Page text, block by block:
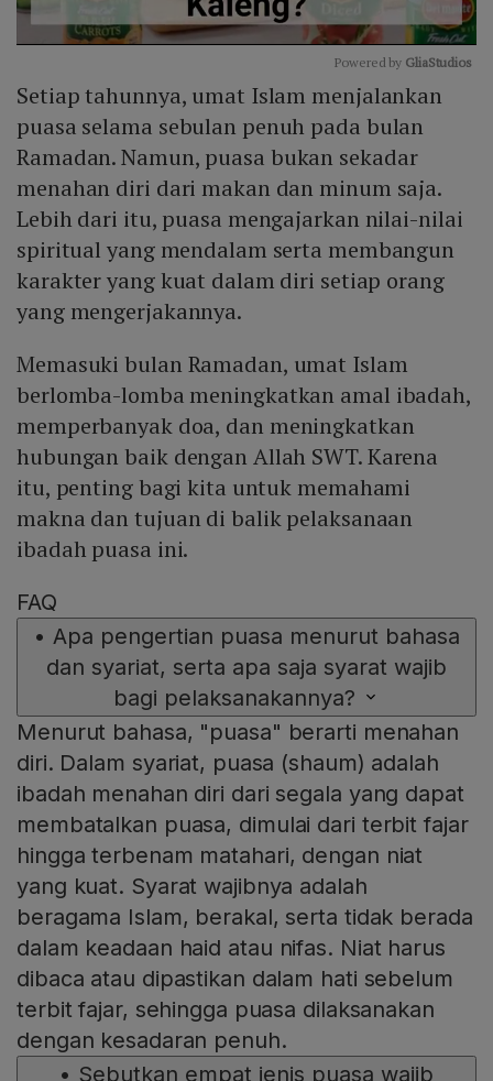
Mute
Powered by GliaStudios
Setiap tahunnya, umat Islam menjalankan
puasa selama sebulan penuh pada bulan
Ramadan. Namun, puasa bukan sekadar
menahan diri dari makan dan minum saja.
Lebih dari itu, puasa mengajarkan nilai-nilai
spiritual yang mendalam serta membangun
karakter yang kuat dalam diri setiap orang
yang mengerjakannya.
Memasuki bulan Ramadan, umat Islam
berlomba-lomba meningkatkan amal ibadah,
memperbanyak doa, dan meningkatkan
hubungan baik dengan Allah SWT. Karena
itu, penting bagi kita untuk memahami
makna dan tujuan di balik pelaksanaan
ibadah puasa ini.
FAQ
• Apa pengertian puasa menurut bahasa
dan syariat, serta apa saja syarat wajib
bagi pelaksanakannya?
Menurut bahasa, "puasa" berarti menahan
diri. Dalam syariat, puasa (shaum) adalah
ibadah menahan diri dari segala yang dapat
membatalkan puasa, dimulai dari terbit fajar
hingga terbenam matahari, dengan niat
yang kuat. Syarat wajibnya adalah
beragama Islam, berakal, serta tidak berada
dalam keadaan haid atau nifas. Niat harus
dibaca atau dipastikan dalam hati sebelum
terbit fajar, sehingga puasa dilaksanakan
dengan kesadaran penuh.
• Sebutkan empat jenis puasa wajib